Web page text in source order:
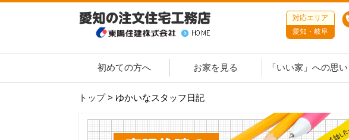
対応エリア
愛知・岐阜
初めての方へ お家を見る 「いい家」への思い
トップ> ゆかいなスタッフ日記